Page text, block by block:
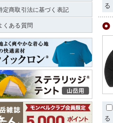
る
る
定商取引法に基づく表記
くある質問